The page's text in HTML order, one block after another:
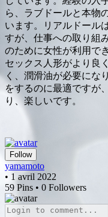
ら、ラブドールと本物
います。リアルドール
すが、仕事への取り組
のために女性が利用で
セックス人形がより良
く、潤滑油が必要にな
をするのに最適ですが
り、楽しいです。
Follow
yamamoto
• 1 avril 2022
59 Pins • 0 Followers